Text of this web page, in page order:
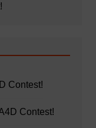
Contest!
Contest!